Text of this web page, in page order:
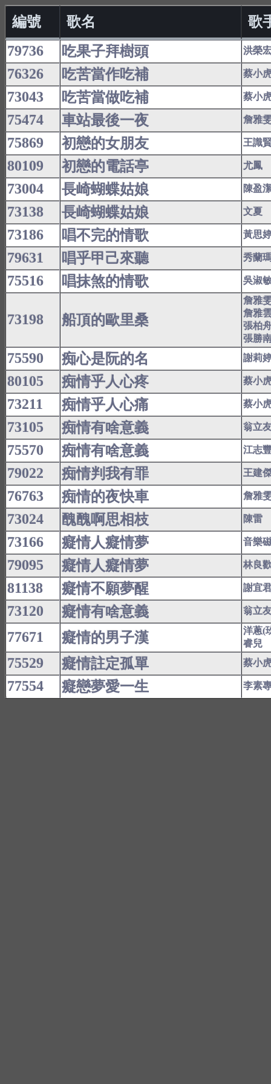
編號 歌名
歌
79736
吃果子拜樹頭 洪榮
76326 吃苦當作吃補 蔡小
73043 吃苦當做吃補 蔡小
75474 車站最後一夜 詹雅
75869 初戀的女朋友 王識
80109 初戀的電話亭 尤鳳
73004 長崎蝴蝶姑娘 陳盈
73138 長崎蝴蝶姑娘 文夏
73186 唱不完的情歌 黃思
79631 唱乎甲己來聽 秀蘭
75516 唱抹煞的情歌 吳淑
73198 船頂的歐里桑
詹雅
詹雅
張柏
張勝
75590 痴心是阮的名 謝莉
80105 痴情乎人心疼 蔡小
73211 痴情乎人心痛 蔡小
73105 痴情有啥意義 翁立
75570 痴情有啥意義 江志
79022 痴情判我有罪 王建
76763 痴情的夜快車 詹雅
73024 醜醜啊思相枝 陳雷
73166 癡情人癡情夢 音樂
79095 癡情人癡情夢 林良
81138 癡情不願夢醒 謝宜
73120 癡情有啥意義 翁立
77671 癡情的男子漢
洋蔥(
睿兒
75529 癡情註定孤單 蔡小
77554 癡戀夢愛一生 李素